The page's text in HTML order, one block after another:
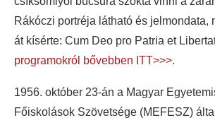
Rákóczi portréja látható és jelmondata,
át kísérte: Cum Deo pro Patria et
programokról bővebben ITT>>>.
1956. október 23-án a Magyar
Főiskolások Szövetsége (MEFESZ)